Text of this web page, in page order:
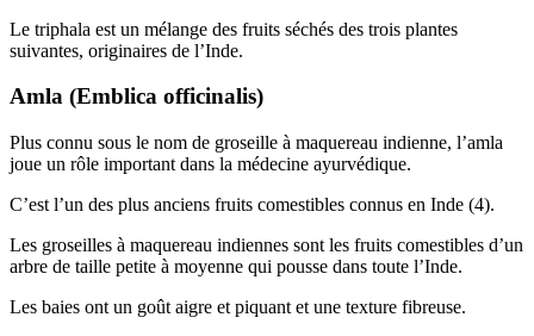
Le triphala est un mélange des fruits séchés des trois plantes
suivantes, originaires de l’Inde.
Amla (Emblica officinalis)
Plus connu sous le nom de groseille à maquereau indienne, l’amla
joue un rôle important dans la médecine ayurvédique.
C’est l’un des plus anciens fruits comestibles connus en Inde (4).
Les groseilles à maquereau indiennes sont les fruits comestibles d’un
arbre de taille petite à moyenne qui pousse dans toute l’Inde.
Les baies ont un goût aigre et piquant et une texture fibreuse.